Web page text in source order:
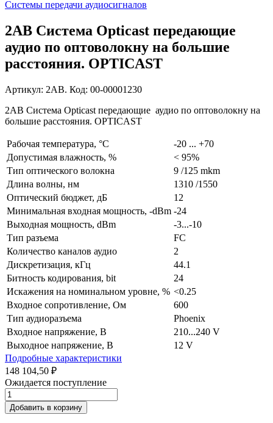
Системы передачи аудиосигналов
2AB Система Opticast передающие
аудио по оптоволокну на большие
расстояния. OPTICAST
Артикул: 2AB. Код: 00-00001230
2AB Система Opticast передающие аудио по оптоволокну на
большие расстояния. OPTICAST
Рабочая температура, °C
-20 ... +70
Допустимая влажность, %
< 95%
Тип оптического волокна
9 /125 mkm
Длина волны, нм
1310 /1550
Оптический бюджет, дБ
12
Минимальная входная мощность, -dBm -24
Выходная мощность, dBm
-3...-10
Тип разъема
FC
Количество каналов аудио
2
Дискретизация, кГц
44.1
Битность кодирования, bit
24
Искажения на номинальном уровне, % <0.25
Входное сопротивление, Ом
600
Тип аудиоразъема
Phoenix
Входное напряжение, В
210...240 V
Выходное напряжение, В
12 V
Подробные характеристики
148 104,50 ₽
Ожидается поступление
Добавить в корзину